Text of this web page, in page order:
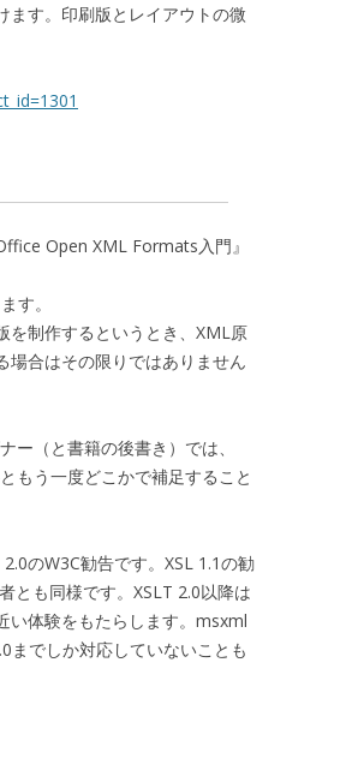
ます。印刷版とレイアウトの微
Open XML Formats入門』
す。
を制作するというとき、XML原
場合はその限りではありません
ー（と書籍の後書き）では、
もう一度どこかで補足すること
のW3C勧告です。XSL 1.1の勧
とも同様です。XSLT 2.0以降は
い体験をもたらします。msxml
までしか対応していないことも